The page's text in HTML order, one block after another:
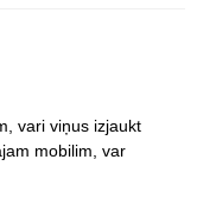
vari viņus izjaukt
mobilim, var